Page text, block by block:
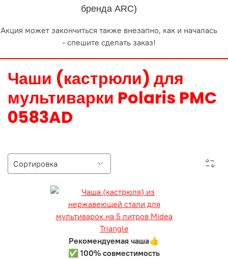
бренда ARC)
Акция может закончиться также внезапно, как и началась
- спешите сделать заказ!
Чаши (кастрюли) для
мультиварки Polaris PMC
0583AD
Рекомендуемая чаша👍
✅ 100% совместимость